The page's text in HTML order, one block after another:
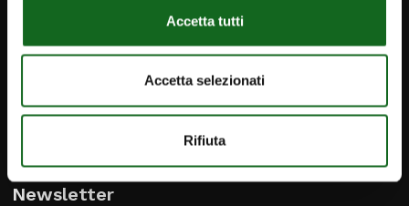
Accetta tutti
Accetta selezionati
Rifiuta
iPump
Newsletter